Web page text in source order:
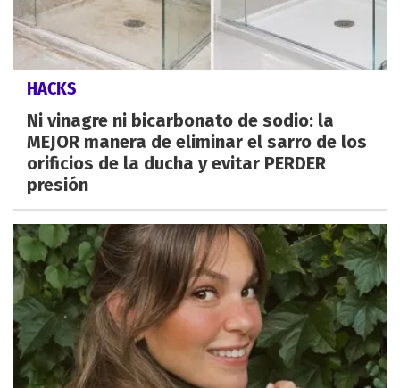
HACKS
Ni vinagre ni bicarbonato de sodio: la
MEJOR manera de eliminar el sarro de los
orificios de la ducha y evitar PERDER
presión